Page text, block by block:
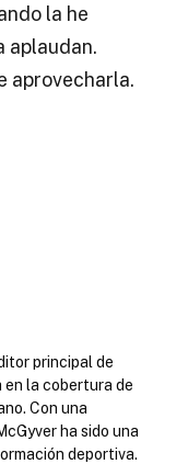
la he
aplaudan.
aprovecharla.
principal de
la cobertura de
Con una
ha sido una
deportiva.